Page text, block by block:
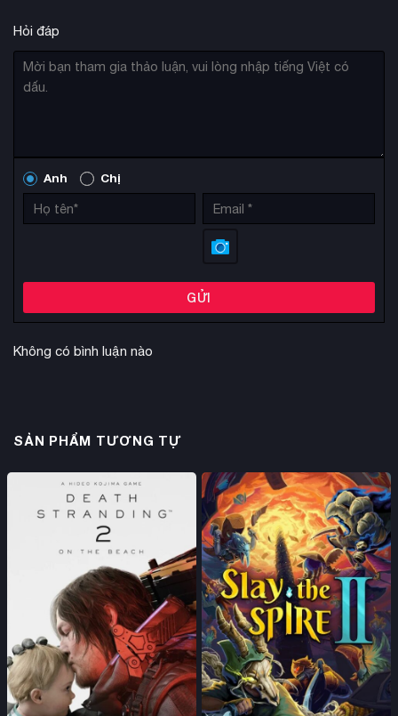
Hỏi đáp
Anh Chị
GỬI
Không có bình luận nào
SẢN PHẨM TƯƠNG TỰ